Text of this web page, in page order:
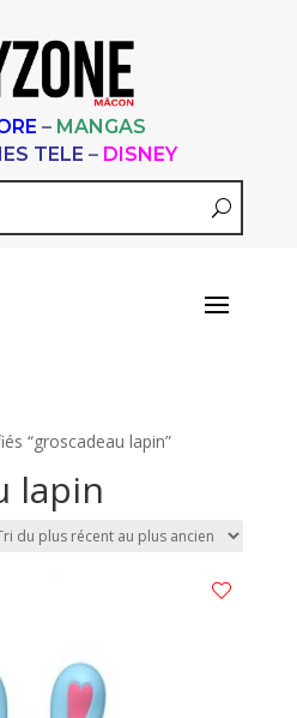
– MANGAS
TELE – DISNEY
“groscadeau lapin”
lapin